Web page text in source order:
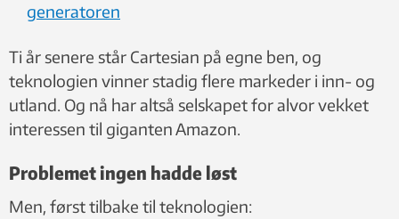
generatoren
Ti år senere står Cartesian på egne ben, og
teknologien vinner stadig flere markeder i inn- og
utland. Og nå har altså selskapet for alvor vekket
interessen til giganten Amazon.
Problemet ingen hadde løst
Men, først tilbake til teknologien: